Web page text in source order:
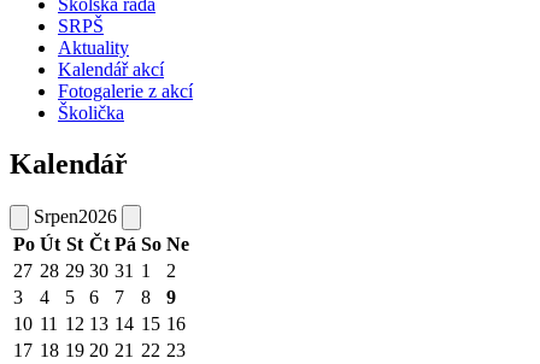
Školská rada
SRPŠ
Aktuality
Kalendář akcí
Fotogalerie z akcí
Školička
Kalendář
Srpen2026
Po Út St Čt Pá So Ne
27 28 29 30 31 1
2
3
4 5 6 7 8
9
10 11 12 13 14 15 16
17 18 19 20 21 22 23